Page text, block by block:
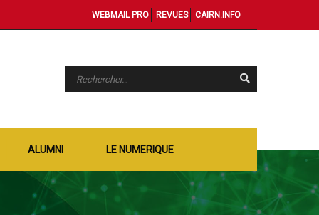
WEBMAIL PRO REVUES CAIRN.INFO
ALUMNI LE NUMERIQUE